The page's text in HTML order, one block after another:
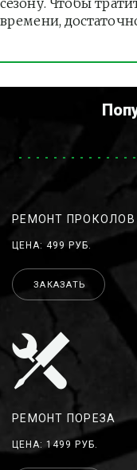
сезону. Чтобы
времени,
РЕМОНТ ПРОКОЛОВ
ЦЕНА: 499 РУБ.
ЗАКАЗАТЬ
РЕМОНТ ПОРЕЗА
ЦЕНА: 1499 РУБ.